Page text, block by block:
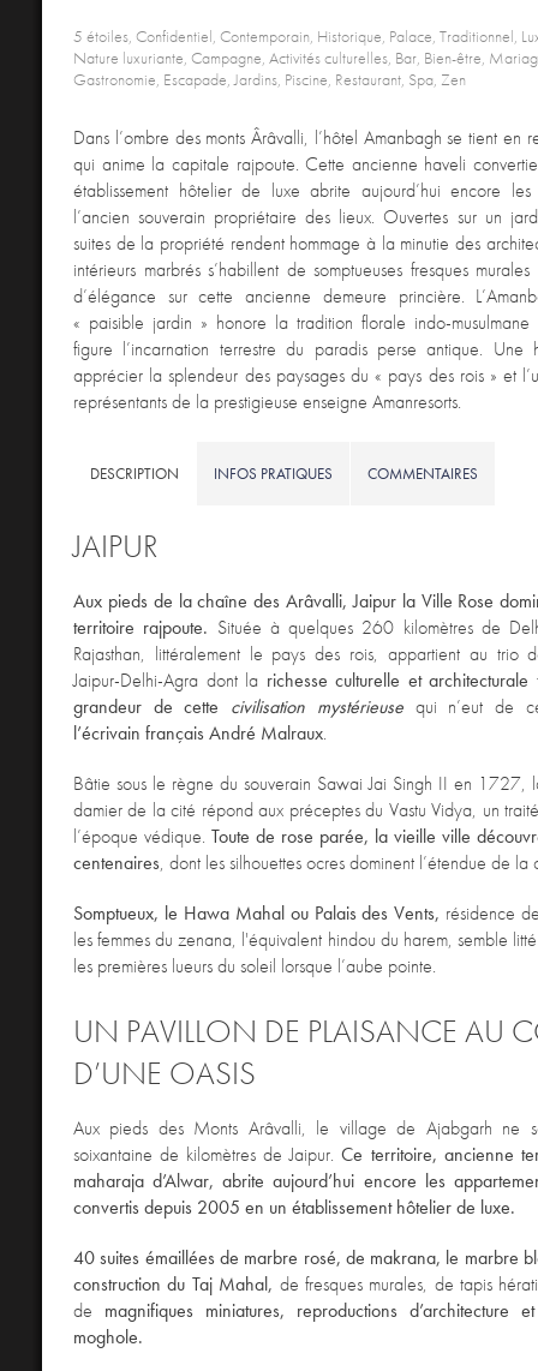
5 étoiles, Confidentiel, Contemporain, Historique, Palace, Traditionnel,
Nature luxuriante, Campagne, Activités culturelles, Bar, Bien-être,
Gastronomie, Escapade, Jardins, Piscine, Restaurant, Spa, Zen
Dans l’ombre des monts Ârâvalli, l’hôtel Amanbagh se tient en
qui anime la capitale rajpoute. Cette ancienne haveli
établissement hôtelier de luxe abrite aujourd’hui encore
l’ancien souverain propriétaire des lieux. Ouvertes sur un
suites de la propriété rendent hommage à la minutie des
intérieurs marbrés s’habillent de somptueuses fresques
d’élégance sur cette ancienne demeure princière.
« paisible jardin » honore la tradition florale indo-
figure l’incarnation terrestre du paradis perse antique.
apprécier la splendeur des paysages du « pays des rois » et
représentants de la prestigieuse enseigne Amanresorts.
DESCRIPTION INFOS PRATIQUES COMMENTAIRES
JAIPUR
Aux pieds de la chaîne des Arâvalli, Jaipur la Ville Rose
territoire rajpoute. Située à quelques 260 kilomètres de
Rajasthan, littéralement le pays des rois, appartient au trio
Jaipur-Delhi-Agra dont la richesse culturelle et
grandeur de cette civilisation mystérieusequi n’eut de
l’écrivain français André Malraux.
Bâtie sous le règne du souverain Sawai Jai Singh II en 1727,
damier de la cité répond aux préceptes du Vastu Vidya, un
l’époque védique. Toute de rose parée, la vieille ville
centenaires, dont les silhouettes ocres dominent l’étendue de la
Somptueux, le Hawa Mahal ou Palais des Vents, résidence
les femmes du zenana, l'équivalent hindou du harem, semble
les premières lueurs du soleil lorsque l’aube pointe.
UN PAVILLON DE PLAISANCE AU
D’UNE OASIS
Aux pieds des Monts Arâvalli, le village de Ajabgarh ne
soixantaine de kilomètres de Jaipur.Ce territoire, ancienne
maharaja d’Alwar, abrite aujourd’hui encore les
convertis depuis 2005 en un établissement hôtelier de luxe.
40 suites émaillées de marbre rosé, de makrana, le marbre
construction du Taj Mahal, de fresques murales, de tapis
de magnifiques miniatures, reproductions d’architecture
moghole.